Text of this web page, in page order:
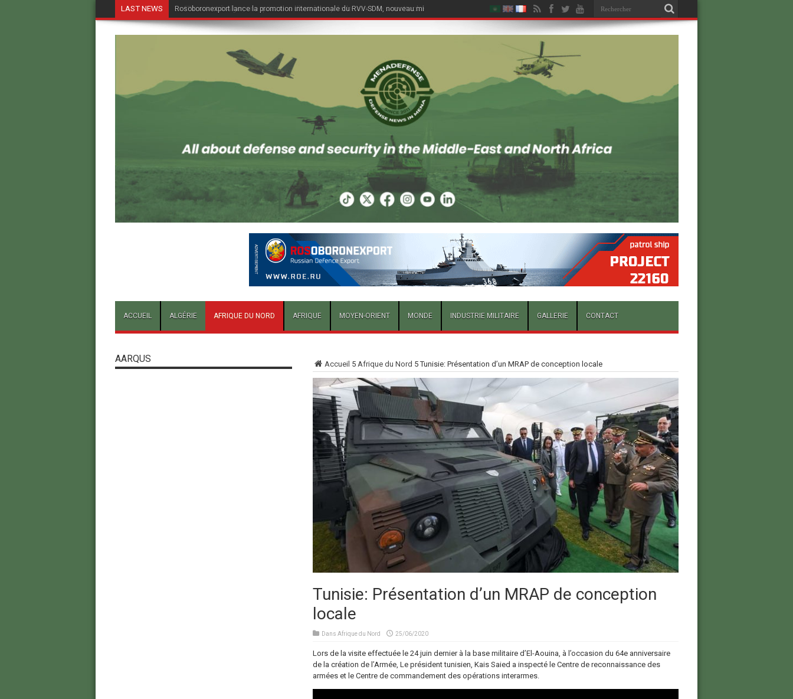
LAST NEWS Le FBI revient à Alger, une quinzaine d’années après le retrait de son attaché légal
ACCUEIL ALGÉRIE AFRIQUE DU NORD AFRIQUE MOYEN-ORIENT MONDE INDUSTRIE MILITAIRE GALLERIE CONTACT
Accueil 5 Afrique du Nord 5Tunisie: Présentation d’un MRAP de conception locale
Tunisie: Présentation d’un MRAP de conception
locale
Dans Afrique du Nord 25/06/2020
Lors de la visite effectuée le 24 juin dernier à la base militaire d’El-Aouina, à l’occasion du 64e anniversaire
de la création de l’Armée, Le président tunisien, Kais Saied a inspecté le Centre de reconnaissance des
armées et le Centre de commandement des opérations interarmes.
AARQUS